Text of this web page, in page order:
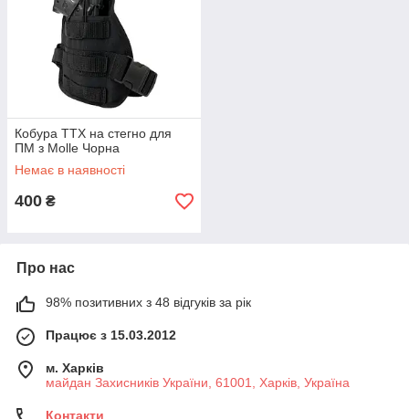
Кобура ТТХ на стегно для
ПМ з Molle Чорна
Немає в наявності
400 ₴
Про нас
98% позитивних з 48 відгуків за рік
Працює з 15.03.2012
м. Харків
майдан Захисників України, 61001, Харків, Україна
Контакти